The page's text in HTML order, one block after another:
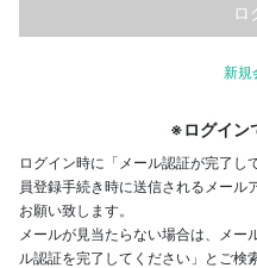
新規
※ログイン
ログイン時に「メール認証が完了し
員登録手続き時に送信されるメール
お願い致します。
メールが見当たらない場合は、メー
ル認証を完了してください」とご検